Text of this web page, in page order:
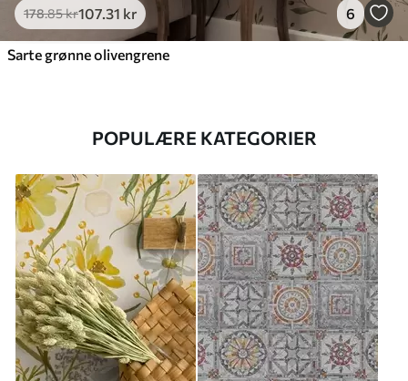
178.85kr107.31 kr 6
Sarte grønne olivengrene
POPULÆRE KATEGORIER